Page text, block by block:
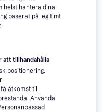
Gear System Carryall
53L
helst hantera dina
baserat på legitimt
att tillhandahålla
positionering.
åtkomst till
Använda